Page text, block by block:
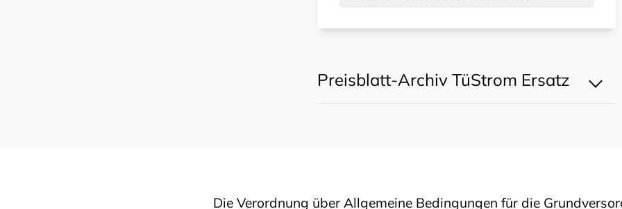
Preisblatt-Archiv TüStrom Ersatz
Die Verordnung über Allgemeine Bedingungen für die